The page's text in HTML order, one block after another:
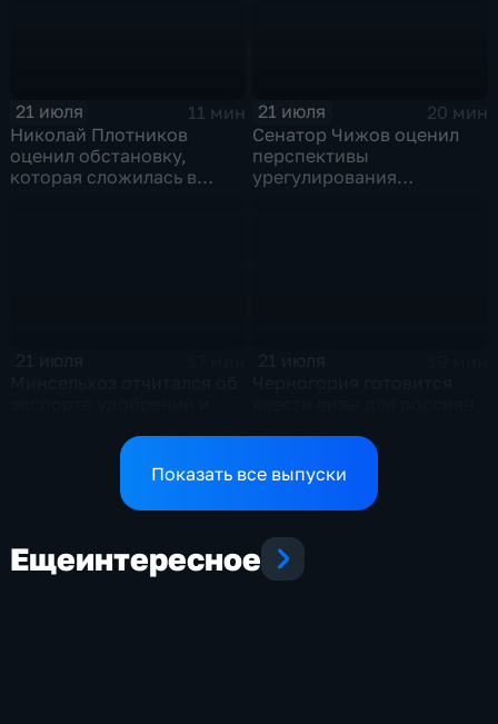
21 июля
11 мин
Николай Плотников
оценил обстановку,
которая сложилась в
21 июля
20 мин
Сенатор Чижов оценил
перспективы
урегулирования
аграриев топливом
по экономике страны
Показать все выпуски
Ещеинтересное